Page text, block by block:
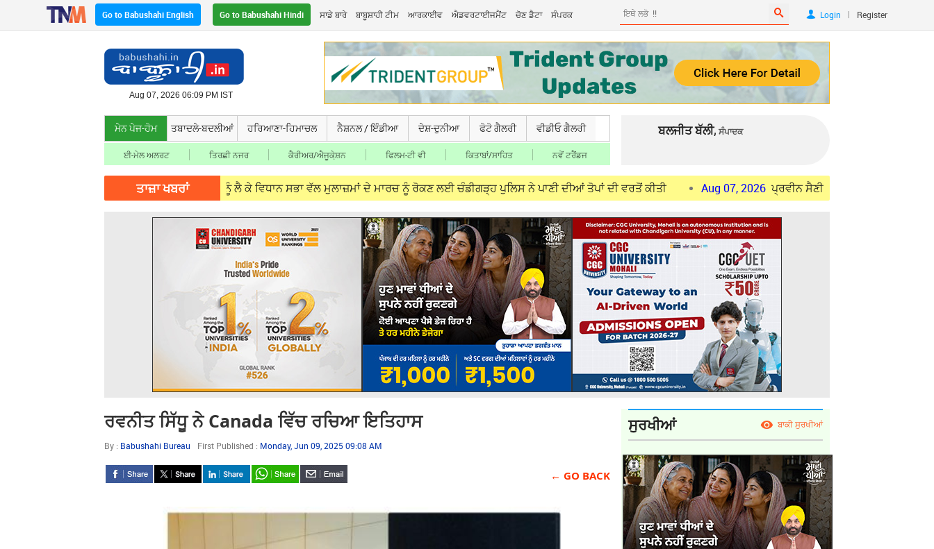
Go to Babushahi English Go to Babushahi Hindi ਸਾਡੇ ਬਾਰੇ ਬਾਬੂਸ਼ਾਹੀ ਟੀਮ ਆਰਕਾਈਵ ਐਡਵਰਟਾਈਜਮੈਂਟ ਚੋਣ ਡੈਟਾ ਸੰਪਰਕ Login | Register
Aug 07, 2026 06:09 PM IST
ਮੇਨ ਪੇਜ-ਹੋਮ ਤਬਾਦਲੇ-ਬਦਲੀਆਂ ਹਰਿਆਣਾ-ਹਿਮਾਚਲ ਨੈਸ਼ਨਲ / ਇੰਡੀਆ ਦੇਸ਼-ਦੁਨੀਆ ਫੋਟੋ ਗੈਲਰੀ ਵੀਡੀਓ ਗੈਲਰੀ
ਈ-ਮੇਲ ਅਲਰਟ ਤਿਰਛੀ ਨਜਰ ਕੈਰੀਅਰ/ਐਜੂਕੇ਼ਸ਼ਨ ਫਿਲਮ-ਟੀ ਵੀ ਕਿਤਾਬਾਂ/ਸਾਹਿਤ ਨਵੇਂ ਟਰੈਂਡਜ
ਬਲਜੀਤ ਬੱਲੀ, ਸੰਪਾਦਕ
ਤਾਜ਼ਾ ਖਬਰਾਂ
ਡੀਏ ਦੀ ਮੰਗ ਨੂੰ ਲੈ ਕੇ ਵਿਧਾਨ ਸਭਾ ਵੱਲ ਮੁਲਾਜ਼ਮਾਂ ਦੇ ਮਾਰਚ ਨੂੰ ਰੋਕਣ ਲਈ ਚੰਡੀਗੜ੍ਹ ਪੁਲਿਸ ਨੇ ਪਾਣੀ ਦੀਆਂ ਤੋਪਾਂ ਦੀ ਵਰਤੋਂ ਕੀਤੀ Aug 07, 2026 ਪ੍ਰਵੀਨ ਸੈਣੀ ਬਣੇ ਹੁਸ਼ਿਆਰਪੁਰ ਦੇ ਮੇਅਰ, ਸੁਰਿੰਦਰ
ਰਵਨੀਤ ਸਿੱਧੂ ਨੇ Canada ਵਿੱਚ ਰਚਿਆ ਇਤਿਹਾਸ
By : Babushahi Bureau First Published : Monday, Jun 09, 2025 09:08 AM
← GO BACK
ਸੁਰਖੀਆਂ ਬਾਕੀ ਸੁਰਖੀਆਂ